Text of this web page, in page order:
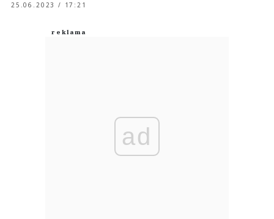
25.06.2023 / 17:21
ad